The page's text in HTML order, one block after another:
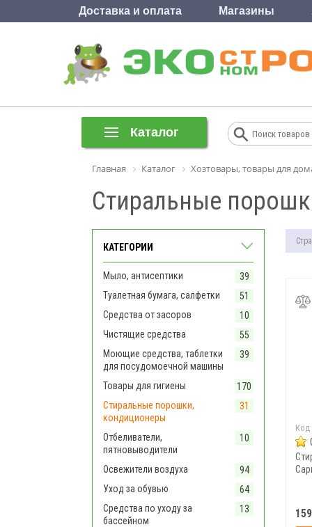
Доставка и оплата Магазины
Каталог
Главная Каталог Хозтовары, товары для
Стиральные
КАТЕГОРИИ
Мыло, антисептики
39
Туалетная бумага, салфетки
51
Средства от засоров
10
Чистящие средства
55
Моющие средства, таблетки
для посудомоечной машины
39
Товары для гигиены
170
Стиральные порошки,
кондиционеры
31
Отбеливатели,
пятновыводители
10
Освежители воздуха
94
Уход за обувью
64
Средства по уходу за
бассейном
13
Код